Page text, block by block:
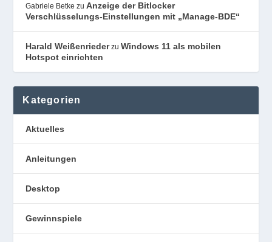
Gabriele Betke zuAnzeige der Bitlocker
Verschlüsselungs-Einstellungen mit „Manage-BDE“
Harald WeißenriederzuWindows 11 als mobilen
Hotspot einrichten
Kategorien
Aktuelles
Anleitungen
Desktop
Gewinnspiele